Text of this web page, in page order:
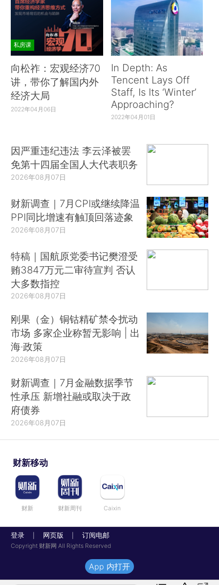
私房课
向松祚：宏观经济70
讲，带你了解国内外
经济大局
2022年04月06日
In Depth: As
Tencent Lays Off
Staff, Is Its ‘Winter’
Approaching?
2022年04月01日
因严重违纪违法 李云泽被罢
免第十四届全国人大代表职务
2026年08月07日
财新调查｜7月CPI或继续降温
PPI同比增速有触顶回落迹象
2026年08月07日
特稿｜国航原党委书记樊澄受
贿3847万元二审待宣判 否认
大多数指控
2026年08月07日
刚果（金）铜钴精矿禁令扰动
市场 多家企业称暂无影响 | 出
海·政策
2026年08月07日
财新调查｜7月金融数据季节
性承压 新增社融或取决于政
府债券
2026年08月07日
财新移动
财新 财新周刊 Caixin
登录 网页版 订阅电邮
Copyright 财新网 All Rights Reserved
App 内打开